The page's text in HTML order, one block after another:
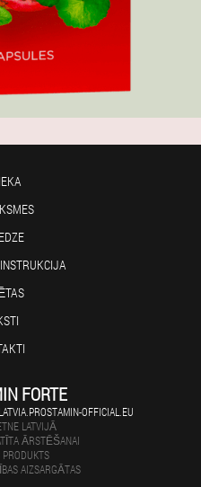
FORTE
OFFICIAL.EU
LATVIJĀ
ĀRSTĒŠANAI
AIZSARGĀTAS